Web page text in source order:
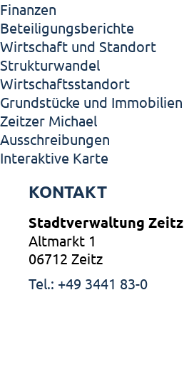
Finanzen
Beteiligungsberichte
Wirtschaft und Standort
Strukturwandel
Wirtschaftsstandort
Grundstücke und Immobilien
Zeitzer Michael
Ausschreibungen
Interaktive Karte
KONTAKT
Stadtverwaltung Zeitz
Altmarkt 1
06712 Zeitz
Tel.: +49 3441 83-0